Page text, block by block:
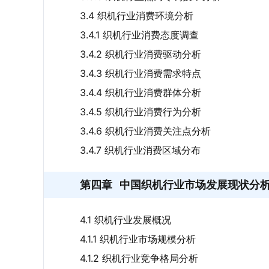
3.4 织机行业消费环境分析
3.4.1 织机行业消费态度调查
3.4.2 织机行业消费驱动分析
3.4.3 织机行业消费需求特点
3.4.4 织机行业消费群体分析
3.4.5 织机行业消费行为分析
3.4.6 织机行业消费关注点分析
3.4.7 织机行业消费区域分布
第四章 中国织机行业市场发展现状分
4.1 织机行业发展概况
4.1.1 织机行业市场规模分析
4.1.2 织机行业竞争格局分析